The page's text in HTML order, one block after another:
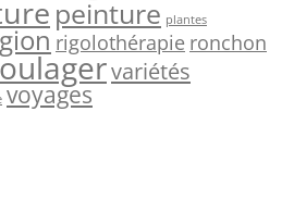
peinture plantes
rigolothérapie ronchon
variétés
voyages